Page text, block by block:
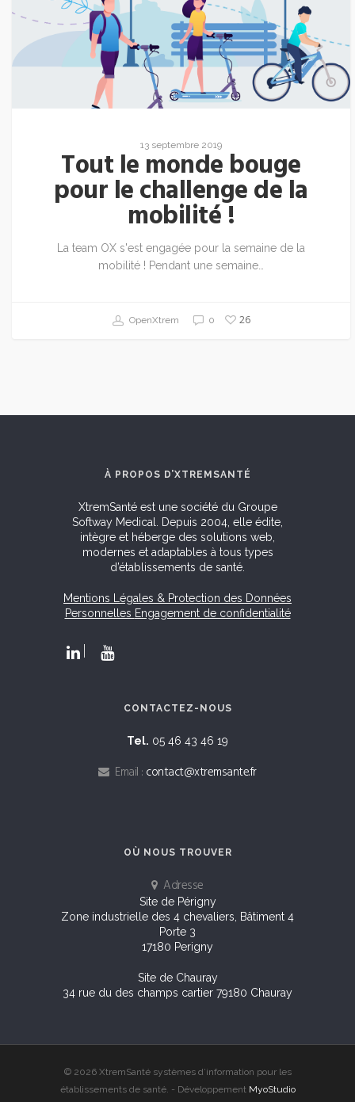
13 septembre 2019
Tout le monde bouge
pour le challenge de la
mobilité !
La team OX s'est engagée pour la semaine de la
mobilité ! Pendant une semaine…
OpenXtrem 0 26
À PROPOS D’XTREMSANTÉ
XtremSanté est une société du Groupe
Softway Medical. Depuis 2004, elle édite,
intègre et héberge des solutions web,
modernes et adaptables à tous types
d’établissements de santé.
Mentions Légales & Protection des Données
Personnelles Engagement de confidentialité
CONTACTEZ-NOUS
Tel. 05 46 43 46 19
Email : contact@xtremsante.fr
OÙ NOUS TROUVER
Adresse
Site de Périgny
Zone industrielle des 4 chevaliers, Bâtiment 4
Porte 3
17180 Perigny
Site de Chauray
34 rue du des champs cartier 79180 Chauray
© 2026 XtremSanté systèmes d’information pour les
établissements de santé. - Développement MyoStudio